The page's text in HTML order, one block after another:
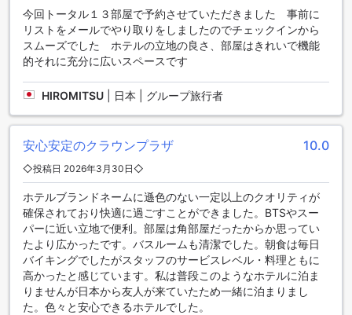
族と一緒に楽しいひとときを過ごすことができます。フィッ
トネスセンターは24時間営業しており、無料で利用できるフ
ィットネス設備が整っています。追加料金が必要なフィット
ネスセンターもあり、より専門的なトレーニングや器具を利
用したい方にも対応しています。
便利な施設が揃ったクラウンプラザ バンコク ルンピニパーク
バイ IHG
クラウンプラザ バンコク ルンピニパーク バイ IHGでは、快適
な滞在をサポートするために多彩な便利な施設が整っていま
す。24時間対応のルームサービスや、洗濯サービス、ドライ
クリーニングなど、ゲストのニーズに応じたサービスが充実
しており、ビジネスや観光で忙しい方にも最適です。また、
全客室で利用可能な無料Wi-Fiや、公共エリアでのWi-Fiも完備
されているため、インターネット接続の心配もありません。
さらに、エクゼクティブラウンジへのアクセスや、迅速なチ
ェックイン・チェックアウトが可能なエクスプレスサービス
もご用意しています。コンシェルジュサービスを利用すれ
ば、観光情報やレストランの予約など、滞在中のあらゆるリ
今回トータル１３部屋で予約させていただきました 事前に
リストをメールでやり取りをしましたのでチェックインから
スムーズでした ホテルの立地の良さ、部屋はきれいで機能
的それに充分に広いスペースです
HIROMITSU 日本 | グループ旅行者
安心安定のクラウンプラザ 10.0
◇投稿日 2026年3月30日◇
ホテルブランドネームに遜色のない一定以上のクオリティが
確保されており快適に過ごすことができました。BTSやスー
パーに近い立地で便利。部屋は角部屋だったからか思ってい
たより広かったです。バスルームも清潔でした。朝食は毎日
バイキングでしたがスタッフのサービスレベル・料理ともに
高かったと感じています。私は普段このようなホテルに泊ま
りませんが日本から友人が来ていたため一緒に泊まりまし
た。色々と安心できるホテルでした。